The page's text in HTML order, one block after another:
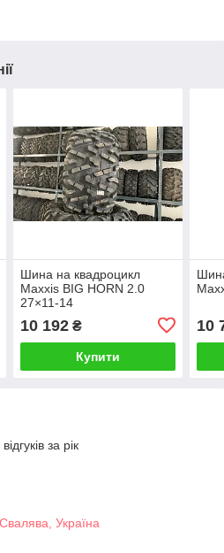
Шина на квадроцикл
Maxxis BIG HORN 2.0
27×11-14
10 192₴
Купити
10
за рік
Україна